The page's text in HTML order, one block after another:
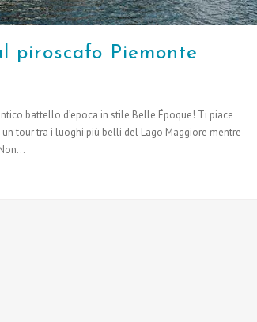
piroscafo Piemonte
battello d’epoca in stile Belle Époque! Ti piace
tour tra i luoghi più belli del Lago Maggiore mentre